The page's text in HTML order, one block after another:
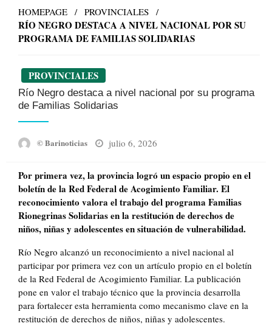
HOMEPAGE PROVINCIALES
RÍO NEGRO DESTACA A NIVEL NACIONAL POR SU
PROGRAMA DE FAMILIAS SOLIDARIAS
PROVINCIALES
Río Negro destaca a nivel nacional por su programa
de Familias Solidarias
© Barinoticias
Posted
julio 6, 2026
Por primera vez, la provincia logró un espacio propio en el
boletín de la Red Federal de Acogimiento Familiar. El
reconocimiento valora el trabajo del programa Familias
Rionegrinas Solidarias en la restitución de derechos de
niños, niñas y adolescentes en situación de vulnerabilidad.
Río Negro alcanzó un reconocimiento a nivel nacional al
participar por primera vez con un artículo propio en el boletín
de la Red Federal de Acogimiento Familiar. La publicación
pone en valor el trabajo técnico que la provincia desarrolla
para fortalecer esta herramienta como mecanismo clave en la
restitución de derechos de niños, niñas y adolescentes.